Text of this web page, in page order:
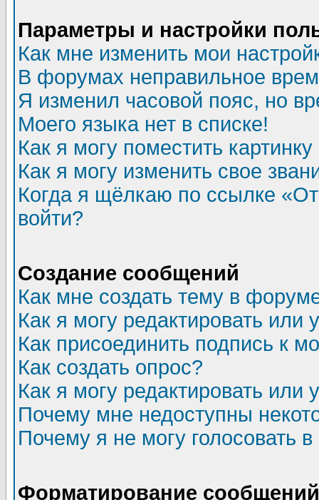
Параметры и настройки
Как мне изменить мои
В форумах неправильное
Я изменил часовой пояс, но
Моего языка нет в списке!
Как я могу поместить
Как я могу изменить свое
Когда я щёлкаю по ссылке
войти?
Создание сообщений
Как мне создать тему в
Как я могу редактировать или
Как присоединить подпись к
Как создать опрос?
Как я могу редактировать или
Почему мне недоступны
Почему я не могу голосовать
Форматирование